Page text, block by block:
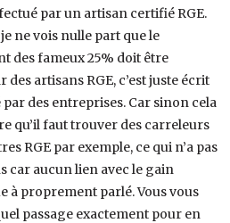
par un artisan certifié RGE.
ne vois nulle part que le
des fameux 25% doit être
des artisans RGE, c’est juste écrit
des entreprises. Car sinon cela
qu’il faut trouver des carreleurs
RGE par exemple, ce qui n’a pas
car aucun lien avec le gain
à proprement parlé. Vous vous
passage exactement pour en